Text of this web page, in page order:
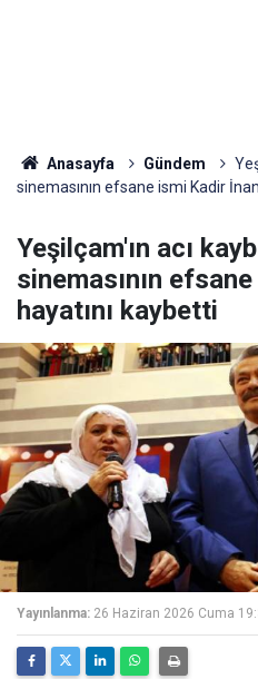
Anasayfa Gündem
sinemasının efsane ismi Kadir
Yeşilçam'ın acı
sinemasının
hayatını kaybetti
Yayınlanma: 26 Haziran 2026 Cuma